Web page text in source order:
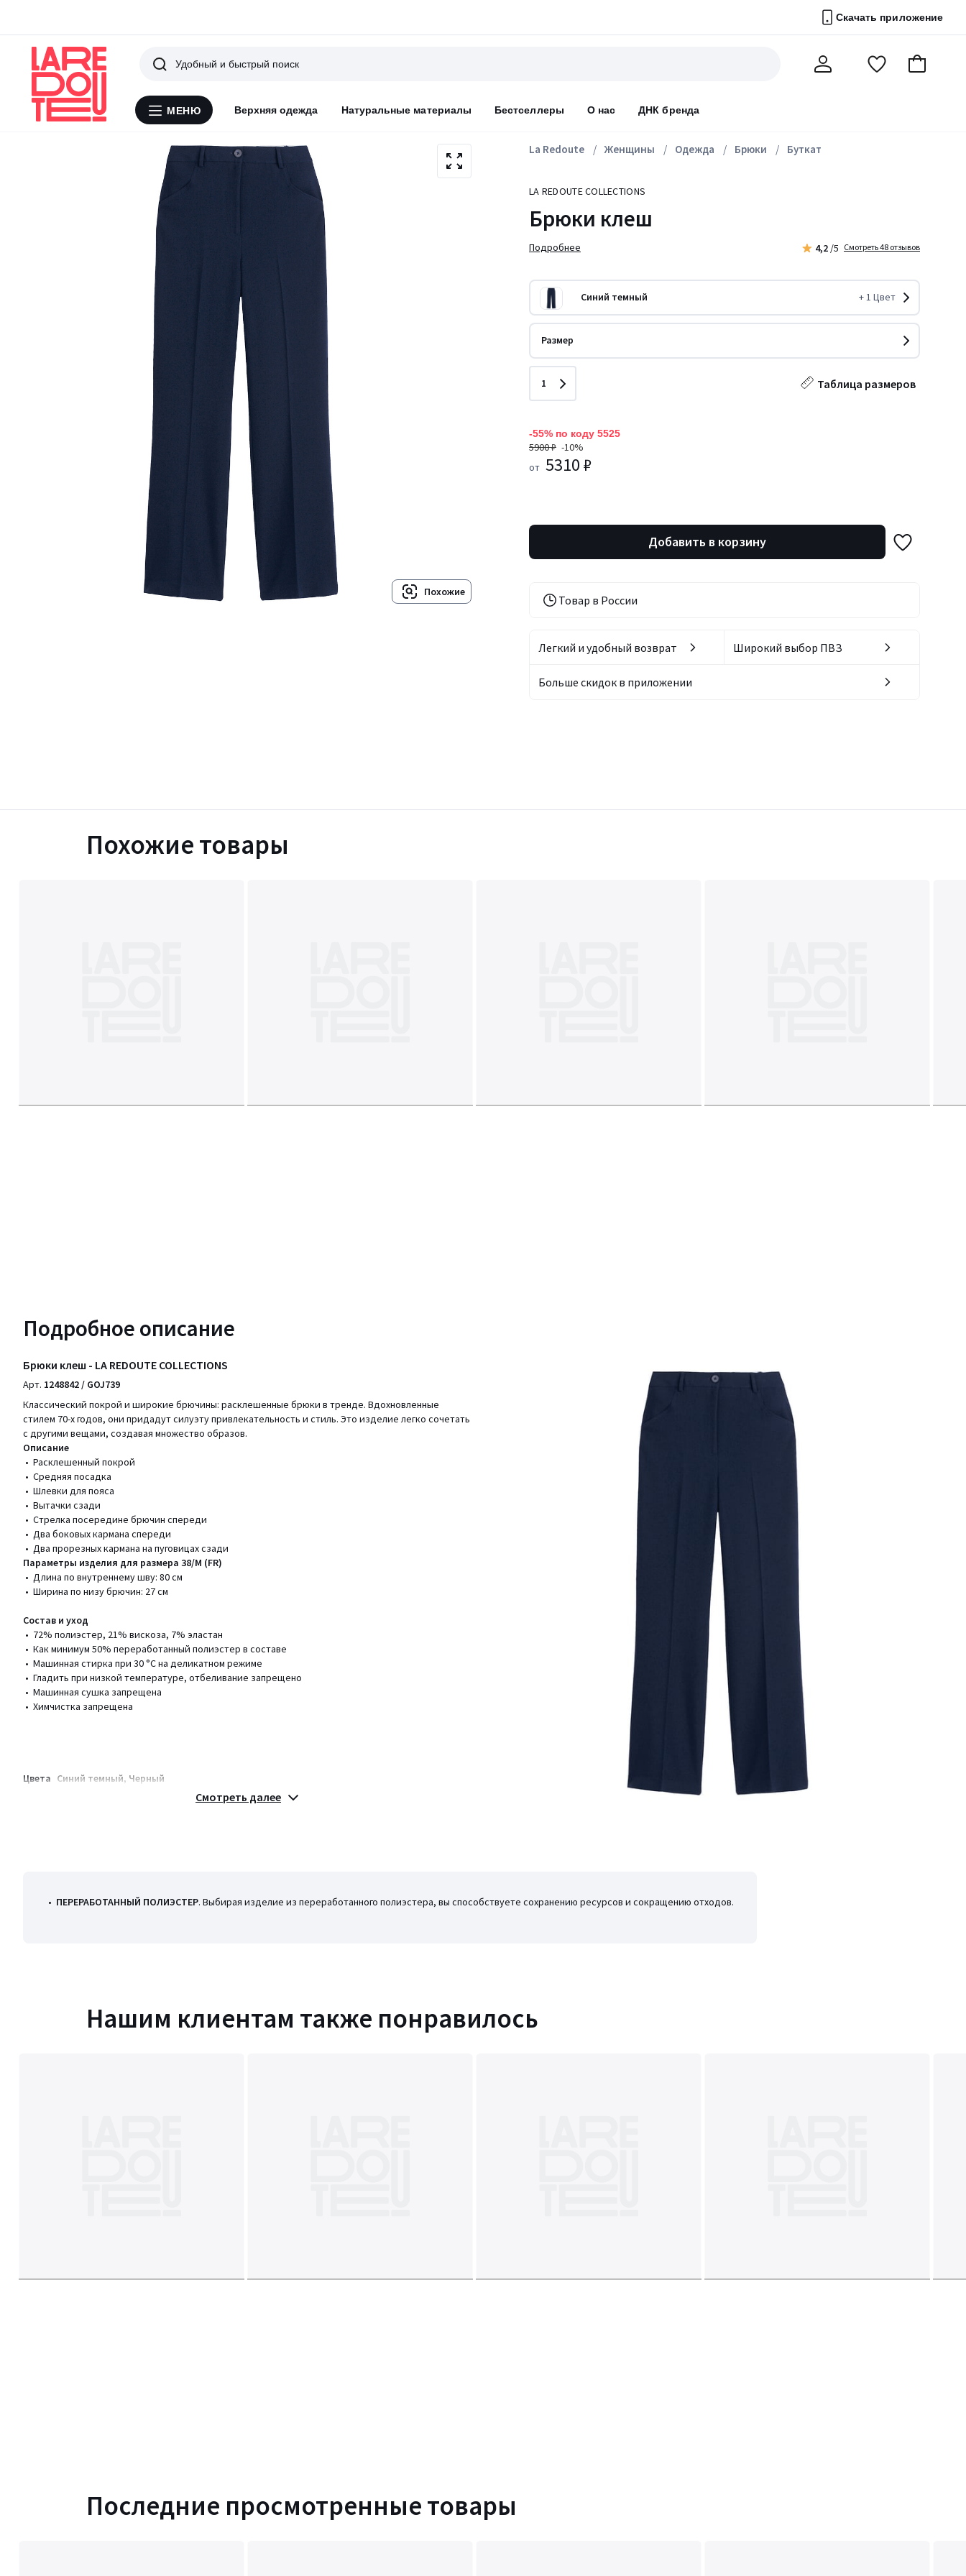
Скачать приложение
Меню
МЕНЮ Верхняя одежда Натуральные материалы Бестселлеры О нас ДНК бренда
Поиск
ПерейтиВ
Похожие
La Redoute Женщины Одежда Брюки Буткат
LA REDOUTE COLLECTIONS
Брюки клеш
Подробнее 4,2 /5 Смотреть 48 отзывов
Cиний темный +1 Цвет
Размер
Таблица размеров
Количество
1
-55% по коду 5525
5900 ₽ -10%
от 5310 ₽
Добавить в корзину
Товар в России
Легкий и удобный возврат Широкий выбор ПВЗ
Больше скидок в приложении
Похожие товары
Подробное описание
Брюки клеш - LA REDOUTE COLLECTIONS
Арт. 1248842 / GOJ739
Классический покрой и широкие брючины: расклешенные брюки в тренде. Вдохновленные
стилем 70-х годов, они придадут силуэту привлекательность и стиль. Это изделие легко сочетать
с другими вещами, создавая множество образов.
Описание
• Расклешенный покрой
• Средняя посадка
• Шлевки для пояса
• Вытачки сзади
• Стрелка посередине брючин спереди
• Два боковых кармана спереди
• Два прорезных кармана на пуговицах сзади
Параметры изделия для размера 38/M (FR)
• Длина по внутреннему шву: 80 см
• Ширина по низу брючин: 27 см
Состав и уход
• 72% полиэстер, 21% вискоза, 7% эластан
• Как минимум 50% переработанный полиэстер в составе
• Машинная стирка при 30 °С на деликатном режиме
• Гладить при низкой температуре, отбеливание запрещено
• Машинная сушка запрещена
• Химчистка запрещена
Цвета Cиний темный, Черный
34 (FR) - 40 (RUS), 36 (FR) - 42 (RUS), 38 (FR) - 44 (RUS), 40 (FR) - 46 (RUS), 42 (FR) - 48 (RUS),
Смотреть далее
• ПЕРЕРАБОТАННЫЙ ПОЛИЭСТЕР. Выбирая изделие из переработанного полиэстера, вы способствуете сохранению ресурсов и сокращению отходов.
Нашим клиентам также понравилось
Последние просмотренные товары